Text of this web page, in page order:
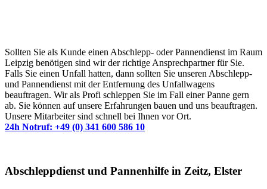
Sollten Sie als Kunde einen Abschlepp- oder Pannendienst im Raum
Leipzig benötigen sind wir der richtige Ansprechpartner für Sie.
Falls Sie einen Unfall hatten, dann sollten Sie unseren Abschlepp-
und Pannendienst mit der Entfernung des Unfallwagens
beauftragen. Wir als Profi schleppen Sie im Fall einer Panne gern
ab. Sie können auf unsere Erfahrungen bauen und uns beauftragen.
Unsere Mitarbeiter sind schnell bei Ihnen vor Ort.
24h Notruf: +49 (0) 341 600 586 10
Abschleppdienst und Pannenhilfe in Zeitz, Elster